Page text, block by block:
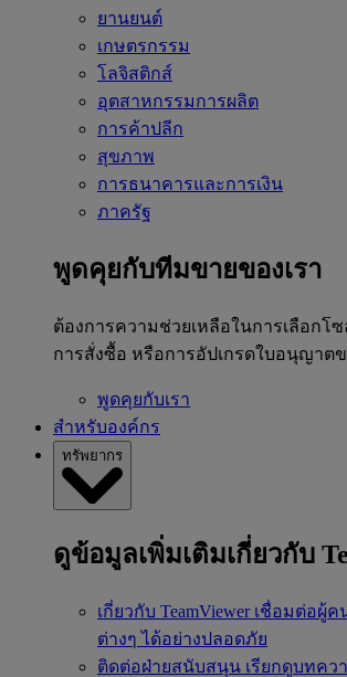
ยานยนต์
เกษตรกรรม
โลจิสติกส์
อุตสาหกรรมการผลิต
การค้าปลีก
สุขภาพ
การธนาคารและการเงิน
ภาครัฐ
พูดคุยกับทีมขายของเรา
ต้องการความช่วยเหลือในการเลือกโ
การสั่งซื้อ หรือการอัปเกรดใบอนุญาต
พูดคุยกับเรา
สำหรับองค์กร
ทรัพยากร
ดูข้อมูลเพิ่มเติมเกี่ยวกับ
เกี่ยวกับ TeamViewer เชื่อมต่อผู้ค
ต่างๆ ได้อย่างปลอดภัย
ติดต่อฝ่ายสนับสนุน เรียกดูบทค